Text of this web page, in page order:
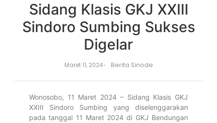
Sidang Klasis GKJ XXIII
Sindoro Sumbing Sukses
Digelar
Maret 11, 2024- Berita Sinode
Wonosobo, 11 Maret 2024 – Sidang Klasis GKJ
XXIII Sindoro Sumbing yang diselenggarakan
pada tanggal 11 Maret 2024 di GKJ Bendungan